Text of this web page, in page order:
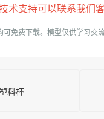
术支持可以联系我们
免费下载。模型仅供学习交
料杯